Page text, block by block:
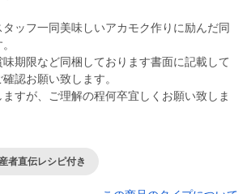
ッフ一同美味しいアカモク作りに励んだ同
期限など同梱しております書面に記載して
認お願い致します。
すが、ご理解の程何卒宜しくお願い致しま
者直伝レシピ付き